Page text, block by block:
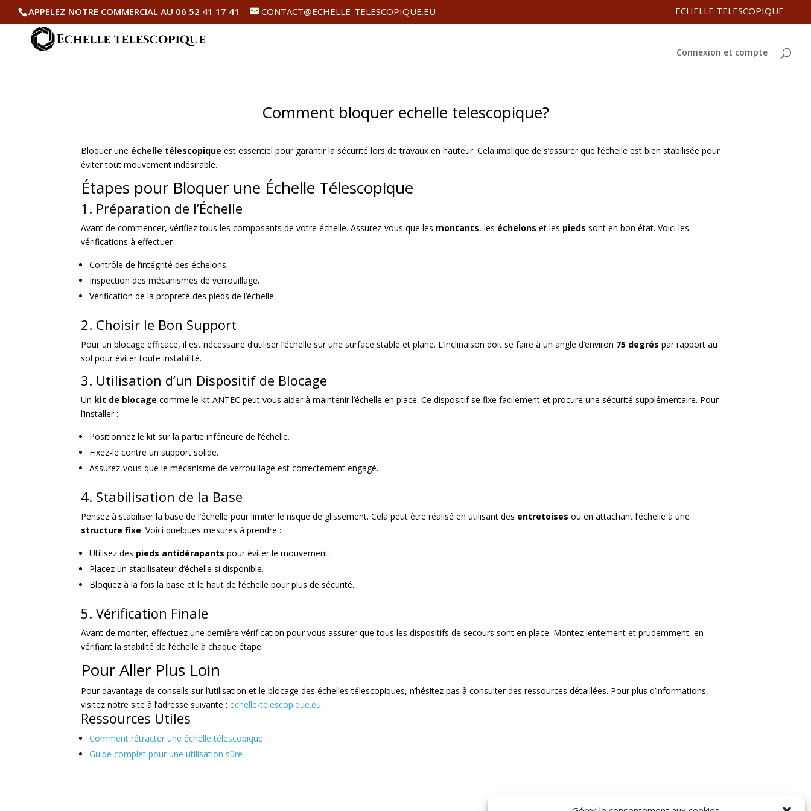
APPELEZ NOTRE COMMERCIAL AU 06 52 41 17 41 CONTACT@ECHELLE-TELESCOPIQUE.EU ECHELLE TELESCOPIQUE
Connexion et compte
Comment bloquer echelle telescopique?
Bloquer une échelle télescopique est essentiel pour garantir la sécurité lors de travaux en hauteur. Cela implique de s’assurer que l’échelle est bien stabilisée pour
éviter tout mouvement indésirable.
Étapes pour Bloquer une Échelle Télescopique
1. Préparation de l’Échelle
Avant de commencer, vérifiez tous les composants de votre échelle. Assurez-vous que les montants, les échelons et les pieds sont en bon état. Voici les
vérifications à effectuer :
Contrôle de l’intégrité des échelons.
Inspection des mécanismes de verrouillage.
Vérification de la propreté des pieds de l’échelle.
2. Choisir le Bon Support
Pour un blocage efficace, il est nécessaire d’utiliser l’échelle sur une surface stable et plane. L’inclinaison doit se faire à un angle d’environ 75 degrés par rapport au
sol pour éviter toute instabilité.
3. Utilisation d’un Dispositif de Blocage
Un kit de blocage comme le kit ANTEC peut vous aider à maintenir l’échelle en place. Ce dispositif se fixe facilement et procure une sécurité supplémentaire. Pour
l’installer :
Positionnez le kit sur la partie inférieure de l’échelle.
Fixez-le contre un support solide.
Assurez-vous que le mécanisme de verrouillage est correctement engagé.
4. Stabilisation de la Base
Pensez à stabiliser la base de l’échelle pour limiter le risque de glissement. Cela peut être réalisé en utilisant des entretoises ou en attachant l’échelle à une
structure fixe. Voici quelques mesures à prendre :
Utilisez des pieds antidérapants pour éviter le mouvement.
Placez un stabilisateur d’échelle si disponible.
Bloquez à la fois la base et le haut de l’échelle pour plus de sécurité.
5. Vérification Finale
Avant de monter, effectuez une dernière vérification pour vous assurer que tous les dispositifs de secours sont en place. Montez lentement et prudemment, en
vérifiant la stabilité de l’échelle à chaque étape.
Pour Aller Plus Loin
Pour davantage de conseils sur l’utilisation et le blocage des échelles télescopiques, n’hésitez pas à consulter des ressources détaillées. Pour plus d’informations,
visitez notre site à l’adresse suivante :echelle-telescopique.eu.
Ressources Utiles
Comment rétracter une échelle télescopique
Guide complet pour une utilisation sûre